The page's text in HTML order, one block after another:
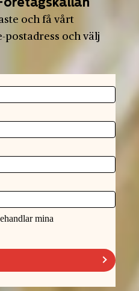
och få vårt
postadress och välj